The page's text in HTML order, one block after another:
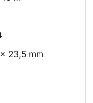
23,5 mm